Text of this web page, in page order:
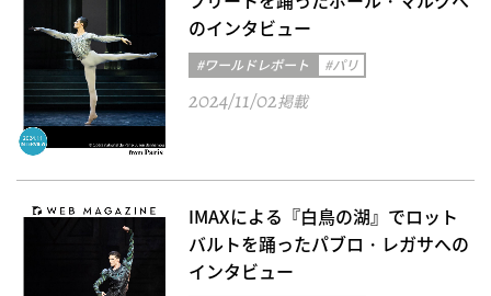
のインタビュー
#ワールドレポート #パリ
2024/11/02掲載
IMAXによる『白鳥の湖』でロット
バルトを踊ったパブロ・レガサへの
インタビュー